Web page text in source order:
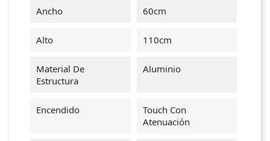
Ancho
60cm
Alto 110cm
Material De
Estructura
Aluminio
Encendido
Touch Con
Atenuación